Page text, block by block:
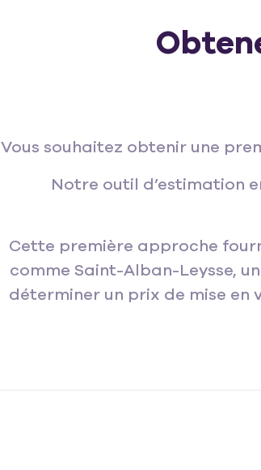
Vous souhaitez obtenir une
Notre outil d’estimation
Cette première approche
comme Saint-Alban-Leysse,
déterminer un prix de mise en